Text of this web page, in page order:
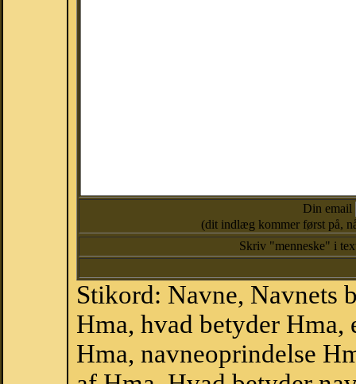
Din email
(dit indlæg kommer først på,
Skriv "menneske" i
Stikord: Navne, Navnets
Hma, hvad betyder
Hma, navneoprindelse